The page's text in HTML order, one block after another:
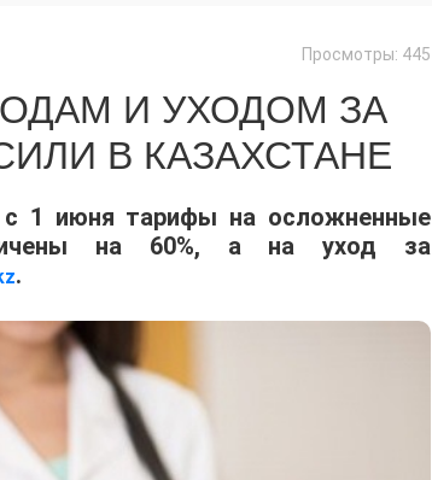
Просмотры: 445
И УХОДОМ ЗА
В КАЗАХСТАНЕ
с 1 июня тарифы на осложненные
на 60%, а на уход за
.